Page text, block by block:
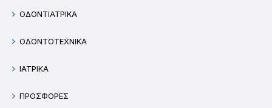
ΟΔΟΝΤΙΑΤΡΙΚΑ
ΟΔΟΝΤΟΤΕΧΝΙΚΑ
ΙΑΤΡΙΚΑ
ΠΡΟΣΦΟΡΕΣ